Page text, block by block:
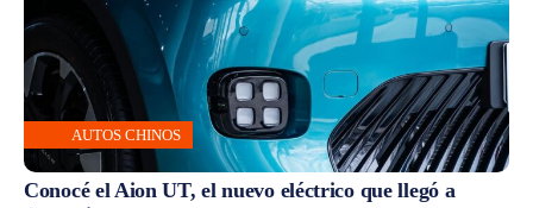
AUTOS CHINOS
Conocé el Aion UT, el nuevo eléctrico que llegó a